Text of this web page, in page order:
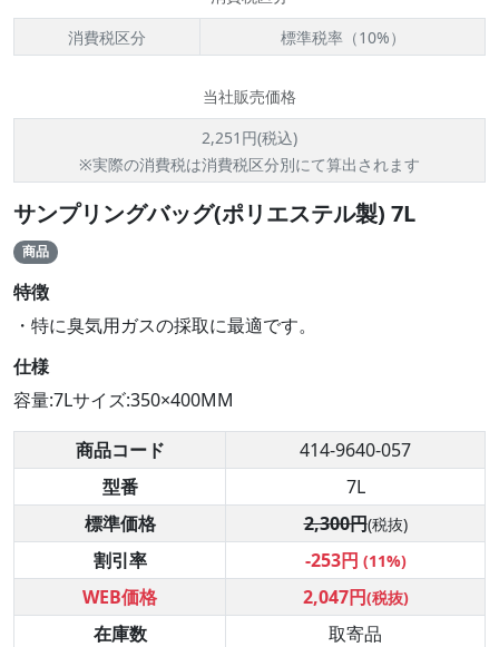
消費税区分
標準税率（10%）
当社販売価格
2,251円(税込)
※実際の消費税は消費税区分別にて算出されます
サンプリングバッグ(ポリエステル製) 7L
商品
特徴
・特に臭気用ガスの採取に最適です。
仕様
容量:7Lサイズ:350×400MM
商品コード
414-9640-057
型番
7L
標準価格
2,300円(税抜)
割引率 -253円 (11%)
WEB価格 2,047円(税抜)
在庫数
取寄品